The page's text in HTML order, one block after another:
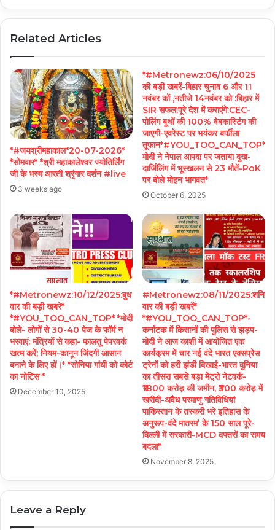
Related Articles
*#जयश्रीमहाकाल*20-07-2026*
*सोमवार* *श्री महाकालेश्वर ज्योतिर्लिंग
जी के भस्म आरती श्रृंगार दर्शन #live
3 weeks ago
*#Metronewz:06/10/2025
की बड़ी खबरें-बिहार चुनाव 6 और 11
नवंबर कों ,नतीजे 14नवंबर को :बिहार में
SIR सफल:पूरे देश में कराएंगे:CEC-
पोलिंग बूथों की 100% वेबकास्टिंग की
जाएगी-एवरेस्ट पर भयंकर बर्फीला
तूफान*#YOU_TOO_CAN_TOP*
मोदी ने नेपाल आपदा पर जताया दुख-
दार्जिलिंग में भूस्खलन से 23 मौतें-PoK
पर बोले मोहन भागवत*
October 6, 2025
*#Metronewz:10/12/2025:बुध
वार की बड़ी खबरे*
*#YOU_TOO_CAN_TOP* *मोदी
बोले- लोगों से 30-40 पेज के फॉर्म न
भरवाएं: मंत्रियों से कहा- फालतू पेपरवर्क
खत्म करें; नियम-कानून जिंदगी आसान
बनाने के लिए हों।* *सोनिया गांधी को कोर्ट
का नोटिस *
December 10, 2025
#Metronewz:08/11/2025:शनि
वार की बड़ी खबरें*
*#YOU_TOO_CAN_TOP*-
कर्नाटक में किसानों की पुलिस से झड़प-
मोदी ने आज काशी में आयोजित एक
कार्यक्रम में चार नई वंदे भारत एक्सप्रेस
ट्रेनों को हरी झंडी दिखाई-भारत दुनिया
का तीसरा सबसे बड़ा मेट्रो नेटवर्क-
₹1800 करोड़ की जमीन, ₹300 करोड़ में
खरीदी-अवैध परमाणु गतिविधियां
पाकिस्तान के तस्करी भरे इतिहास के
अनुरूप-वंदे मातरम’ के 150 साल पूरे-
दिल्ली में सरकारी-MCD दफ्तरों का समय
बदला*
November 8, 2025
Leave a Reply